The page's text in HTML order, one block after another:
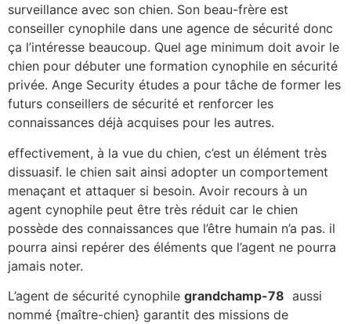
surveillance avec son chien. Son beau-frère est
conseiller cynophile dans une agence de sécurité donc
ça l’intéresse beaucoup. Quel age minimum doit avoir le
chien pour débuter une formation cynophile en sécurité
privée. Ange Security études a pour tâche de former les
futurs conseillers de sécurité et renforcer les
connaissances déjà acquises pour les autres.
effectivement, à la vue du chien, c’est un élément très
dissuasif. le chien sait ainsi adopter un comportement
menaçant et attaquer si besoin. Avoir recours à un
agent cynophile peut être très réduit car le chien
possède des connaissances que l’être humain n’a pas. il
pourra ainsi repérer des éléments que l’agent ne pourra
jamais noter.
L’agent de sécurité cynophile grandchamp-78 aussi
nommé {maître-chien} garantit des missions de